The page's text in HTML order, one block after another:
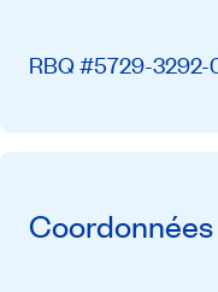
RBQ #5729-3292-
Coordonnées